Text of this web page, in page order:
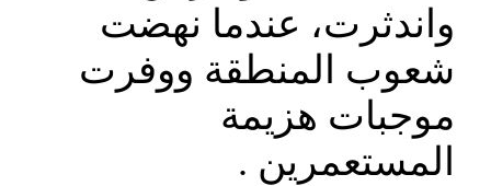
واندثرت، عندما نهضت
شعوب المنطقة ووفرت
موجبات هزيمة
المستعمرين .